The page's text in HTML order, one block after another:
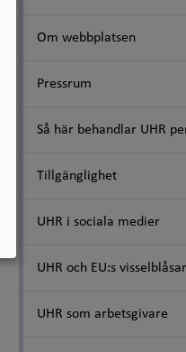
Om webbplatsen
Pressrum
Så här behandlar UHR
Tillgänglighet
UHR i sociala medier
UHR och EU:s
UHR som arbetsgivare